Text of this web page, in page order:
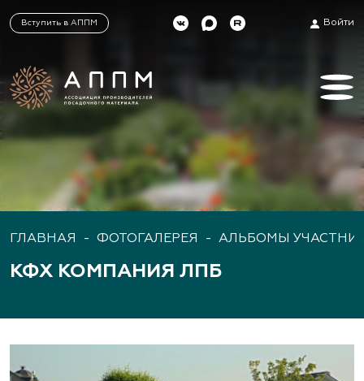
Вступить в АППМ Войти
ГЛАВНАЯ - ФОТОГАЛЕРЕЯ - АЛЬБОМЫ
КФХ КОМПАНИЯ ЛПБ